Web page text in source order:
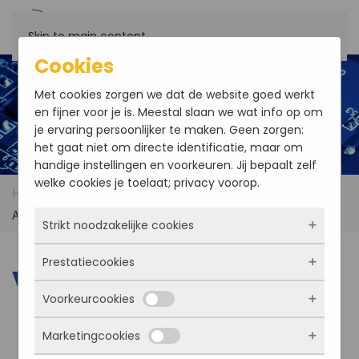
Skip to main content
Home Products Bus Analyzers
Analyzers
VMEbus Analyzers
Cookies
Met cookies zorgen we dat de website goed werkt
en fijner voor je is. Meestal slaan we wat info op om
je ervaring persoonlijker te maken. Geen zorgen:
het gaat niet om directe identificatie, maar om
handige instellingen en voorkeuren. Jij bepaalt zelf
welke cookies je toelaat; privacy voorop.
Strikt noodzakelijke cookies
Deze cookies zorgen ervoor dat de website
überhaupt werkt. Ze zijn dus altijd actief en
kunnen niet worden uitgezet. Meestal worden
ze alleen geplaatst als jij iets doet, zoals
inloggen, een formulier invullen of je
Prestatiecookies
Met deze cookies zien we hoe vaak onze site
bezocht wordt, waar bezoekers vandaan
komen en welke pagina’s populair zijn. Zo
Voorkeurcookies
Deze cookies onthouden jouw voorkeuren.
Marketingcookies